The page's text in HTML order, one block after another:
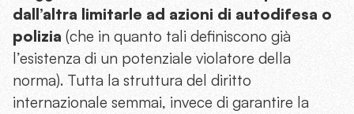
dall’altra limitarle ad azioni di autodifesa o
polizia (che in quanto tali definiscono già
l’esistenza di un potenziale violatore della
norma). Tutta la struttura del diritto
internazionale semmai, invece di garantire la